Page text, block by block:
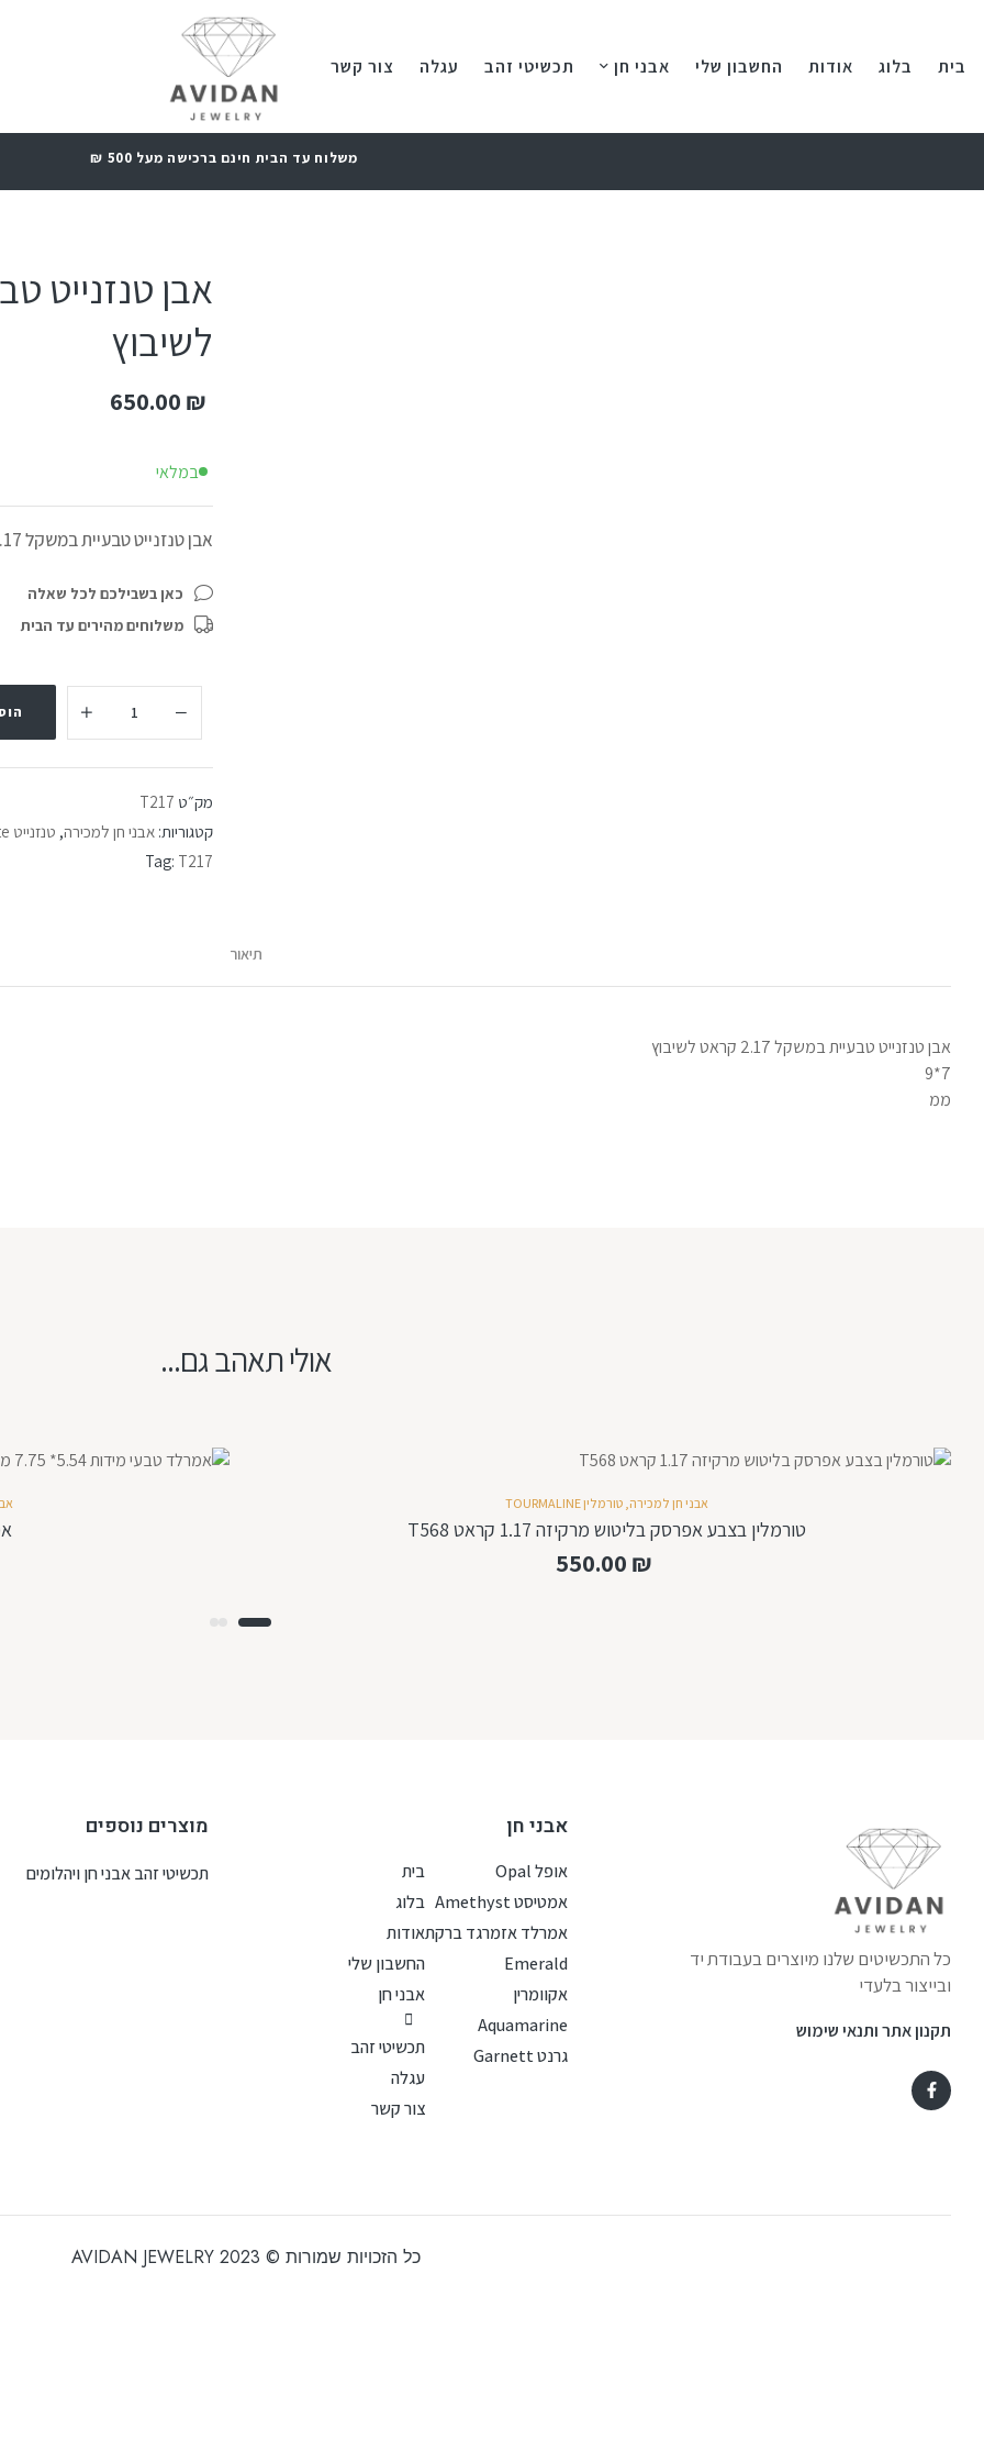
בית בלוג אודות החשבון שלי אבני חן תכשיטי זהב עגלה צור קשר
משלוח עד הבית חינם ברכישה מעל 500 ₪
לשיבוץ
650.00 ₪
במלאי
אבן טנזנייט טבעיית במשקל 2.17 קראט לשיבוץ
כאן בשבילכם לכל שאלה
משלוחים מהירים עד הבית
מק״ט T217
קטגוריות: אבני חן למכירה, טנזנייט Tanzanite
Tag: T217
תיאור
אבן טנזנייט טבעיית במשקל 2.17 קראט לשיבוץ
7*9
ממ
אולי תאהב גם...
אבני חן למכירה, טורמלין TOURMALINE
טורמלין בצבע אפרסק בליטוש מרקיזה 1.17 קראט T568
550.00 ₪
כל התכשיטים שלנו מיוצרים בעבודת יד
ובייצור בלעדי
תקנון אתר ותנאי שימוש
אבני חן
אופל Opal
אמטיסט Amethyst
אמרלד אזמרגד ברקת
Emerald
אקוומרין
Aquamarine
גרנט Garnett
בית
בלוג
אודות
החשבון שלי
אבני חן
תכשיטי זהב
עגלה
צור קשר
מוצרים נוספים
תכשיטי זהב אבני חן ויהלומים
כל הזכויות שמורות © 2023 AVIDAN JEWELRY